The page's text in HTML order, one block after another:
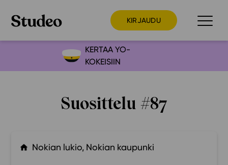
KIRJAUDU
Preppaaja
Kokeilutarjous
KERTAA YO-
KOKEISIIN
Suosittelu #87
Nokian lukio, Nokian kaupunki